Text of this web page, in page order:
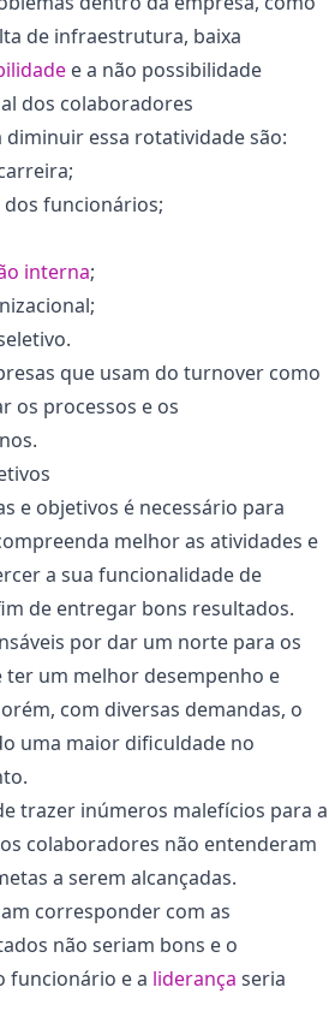
de infraestrutura, baixa
e a não possibilidade
dos colaboradores
essa rotatividade são:
funcionários;
interna;
que usam do turnover como
os processos e os
e objetivos é necessário para
melhor as atividades e
a sua funcionalidade de
de entregar bons resultados.
por dar um norte para os
um melhor desempenho e
com diversas demandas, o
uma maior dificuldade no
trazer inúmeros malefícios para a
colaboradores não entenderam
a serem alcançadas.
corresponder com as
não seriam bons e o
funcionário e a liderança seria